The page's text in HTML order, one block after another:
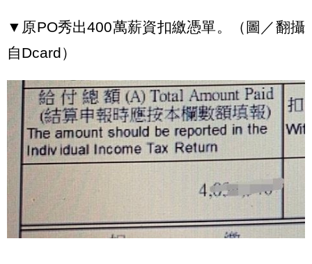
▼原PO秀出400萬薪資扣繳憑單。（圖／翻攝
自Dcard）